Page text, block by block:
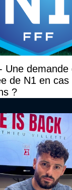
Une
de N1 en
?